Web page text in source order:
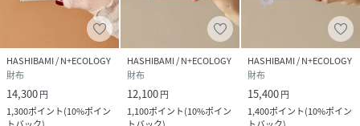
HASHIBAMI / N+ECOLOGY
財布
14,300円
1,300ポイント(10%ポイン
HASHIBAMI / N+ECOLOGY
財布
12,100円
1,100ポイント(10%ポイン
HASHIBAMI / N+ECOLOGY
財布
15,400円
1,400ポイント(10%ポイン